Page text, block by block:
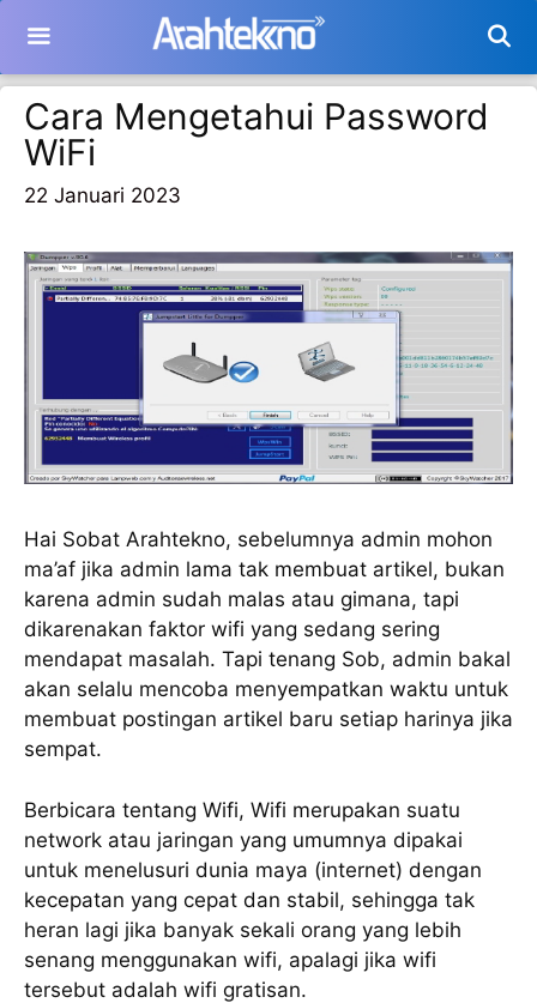
isi
Cara Mengetahui Password
WiFi
22 Januari 2023
Hai Sobat Arahtekno, sebelumnya admin mohon
ma’af jika admin lama tak membuat artikel, bukan
karena admin sudah malas atau gimana, tapi
dikarenakan faktor wifi yang sedang sering
mendapat masalah. Tapi tenang Sob, admin bakal
akan selalu mencoba menyempatkan waktu untuk
membuat postingan artikel baru setiap harinya jika
sempat.
Berbicara tentang Wifi, Wifi merupakan suatu
network atau jaringan yang umumnya dipakai
untuk menelusuri dunia maya (internet) dengan
kecepatan yang cepat dan stabil, sehingga tak
heran lagi jika banyak sekali orang yang lebih
senang menggunakan wifi, apalagi jika wifi
tersebut adalah wifi gratisan.